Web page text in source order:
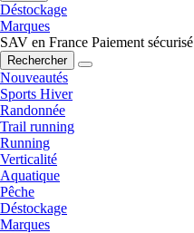
Déstockage
Marques
SAV en France Paiement sécurisé
Rechercher
Nouveautés
Sports Hiver
Randonnée
Trail running
Running
Verticalité
Aquatique
Pêche
Déstockage
Marques